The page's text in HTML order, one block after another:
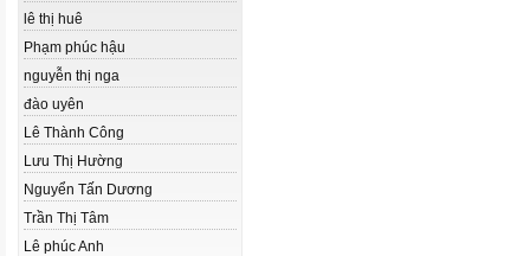
lê thị huê
Phạm phúc hậu
nguyễn thị nga
đào uyên
Lê Thành Công
Lưu Thị Hường
Nguyển Tấn Dương
Trần Thị Tâm
Lê phúc Anh